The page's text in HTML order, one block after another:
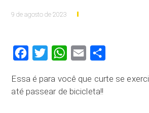
9 de agosto de 2023
FacebookTwitter WhatsApp
Email
Essa é para você que curte se
até passear de bicicleta!!